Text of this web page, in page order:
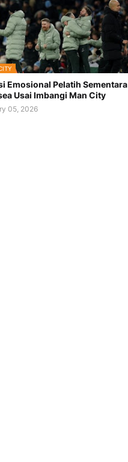
Emosional Pelatih Sementara
Usai Imbangi Man City
05, 2026